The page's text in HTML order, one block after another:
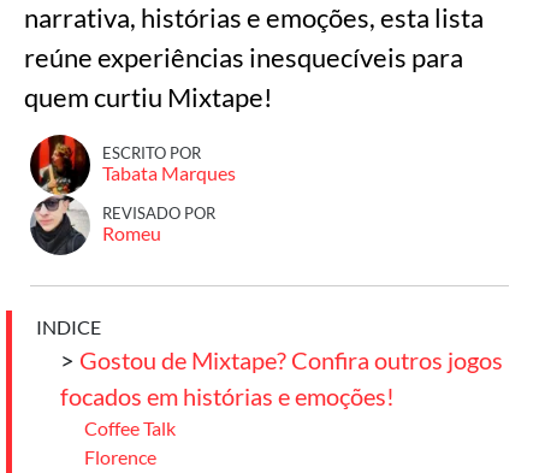
narrativa, histórias e emoções, esta lista
reúne experiências inesquecíveis para
quem curtiu Mixtape!
ESCRITO POR
Tabata Marques
REVISADO POR
Romeu
INDICE
> Gostou de Mixtape? Confira outros jogos
focados em histórias e emoções!
Coffee Talk
Florence